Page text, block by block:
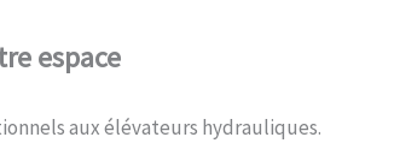
espace
aux élévateurs hydrauliques.